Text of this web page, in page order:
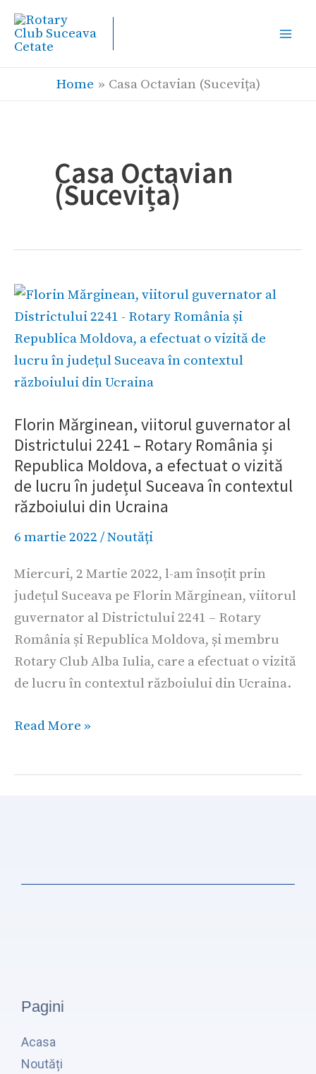
Skip
content
Home
Casa Octavian (Sucevița)
Casa Octavian
(Sucevița)
Florin Mărginean, viitorul guvernator al
Districtului 2241 – Rotary România și
Republica Moldova, a efectuat o vizită
de lucru în județul Suceava în contextul
războiului din Ucraina
6 martie 2022 /Noutăți
Miercuri, 2 Martie 2022, l-am însoțit prin
județul Suceava pe Florin Mărginean, viitorul
guvernator al Districtului 2241 – Rotary
România și Republica Moldova, și membru
Rotary Club Alba Iulia, care a efectuat o vizită
de lucru în contextul războiului din Ucraina.
Florin
Mărginean,
viitorul
guvernator
al
2241
–
Rotary
România
și
Republica
a
efectuat
o
vizită
de
lucru
județul
în
Read More »
Pagini
Acasa
Noutăți